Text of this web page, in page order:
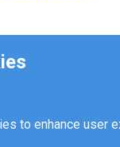
to enhance user